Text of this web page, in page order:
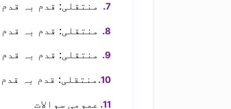
منتقلی: قدم بہ
منتقلی: قدم بہ
منتقلی: قدم بہ
منتقلی: قدم بہ
عمومی سوالات